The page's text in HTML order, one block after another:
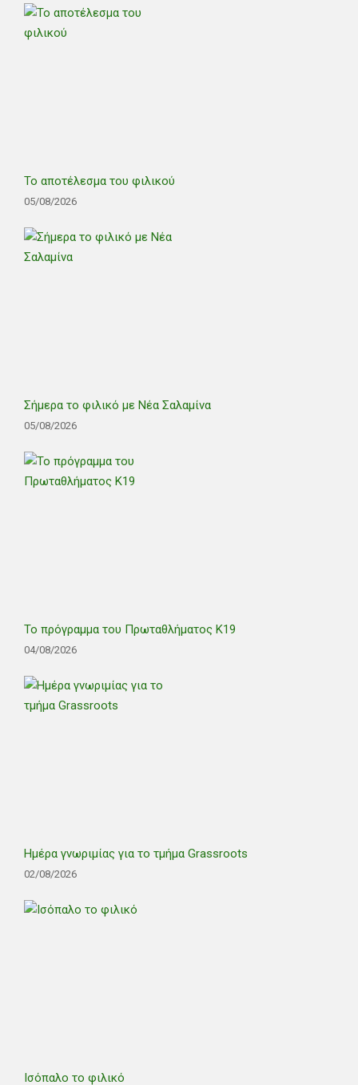
Το αποτέλεσμα του φιλικού
05/08/2026
Σήμερα το φιλικό με Νέα Σαλαμίνα
05/08/2026
Το πρόγραμμα του Πρωταθλήματος Κ19
04/08/2026
Ημέρα γνωριμίας για το τμήμα Grassroots
02/08/2026
Ισόπαλο το φιλικό